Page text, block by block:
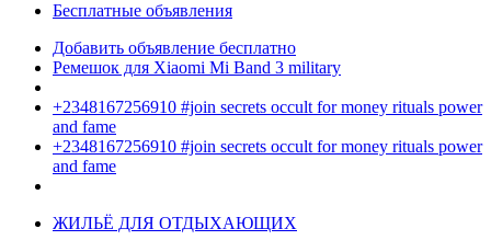
Бесплатные объявления
Добавить объявление бесплатно
Ремешок для Xiaomi Mi Band 3 military
+2348167256910 #join secrets occult for money rituals power
and fame
+2348167256910 #join secrets occult for money rituals power
and fame
ЖИЛЬЁ ДЛЯ ОТДЫХАЮЩИХ